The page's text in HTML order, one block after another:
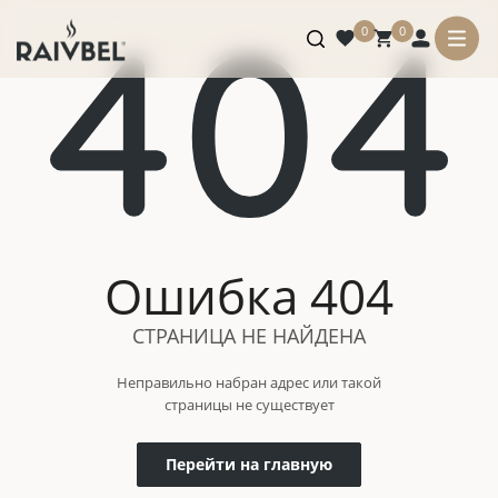
0 0
Ошибка 404
СТРАНИЦА НЕ НАЙДЕНА
Неправильно набран адрес или такой
страницы не существует
Перейти на главную